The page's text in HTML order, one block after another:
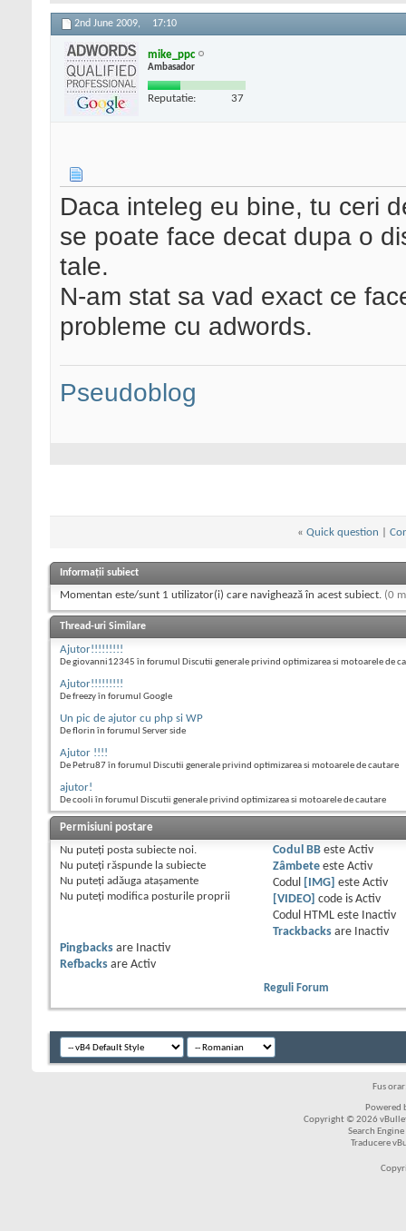
2nd June 2009, 17:10
mike_ppc
Ambasador
Reputatie: 37
Daca inteleg eu bine, tu ceri
se poate face decat dupa o
tale.
N-am stat sa vad exact ce
probleme cu adwords.
Pseudoblog
« Quick question
Informații subiect
Momentan este/sunt 1 utilizator(i) care navighează în acest subiect. (0
Thread-uri Similare
Ajutor!!!!!!!!!
De giovanni12345 în forumul Discutii generale privind optimizarea si motoarele de
Ajutor!!!!!!!!!
De freezy în forumul Google
Un pic de ajutor cu php si WP
De florin în forumul Server side
Ajutor !!!!
De Petru87 în forumul Discutii generale privind optimizarea si motoarele de cautare
ajutor!
De cooli în forumul Discutii generale privind optimizarea si motoarele de cautare
Permisiuni postare
Nu puteţi posta subiecte noi.
Nu puteţi răspunde la subiecte
Nu puteţi adăuga ataşamente
Nu puteţi modifica posturile proprii
Codul BBeste Activ
Zâmbeteeste Activ
Codul
[IMG] este Activ
[VIDEO]
code is Activ
Codul HTML este
Inactiv
Trackbacksare
Inactiv
Pingbacks are
Inactiv
Refbacks are Activ
Reguli Forum
Fus
Powered
Copyright © 2026
Search
Traducere